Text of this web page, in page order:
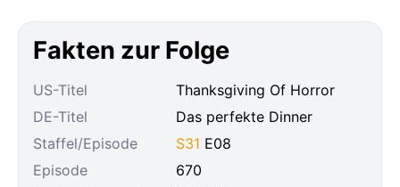
Fakten zur Folge
US-Titel
Thanksgiving Of Horror
DE-Titel
Das perfekte Dinner
Staffel/Episode
S31 E08
Episode
670